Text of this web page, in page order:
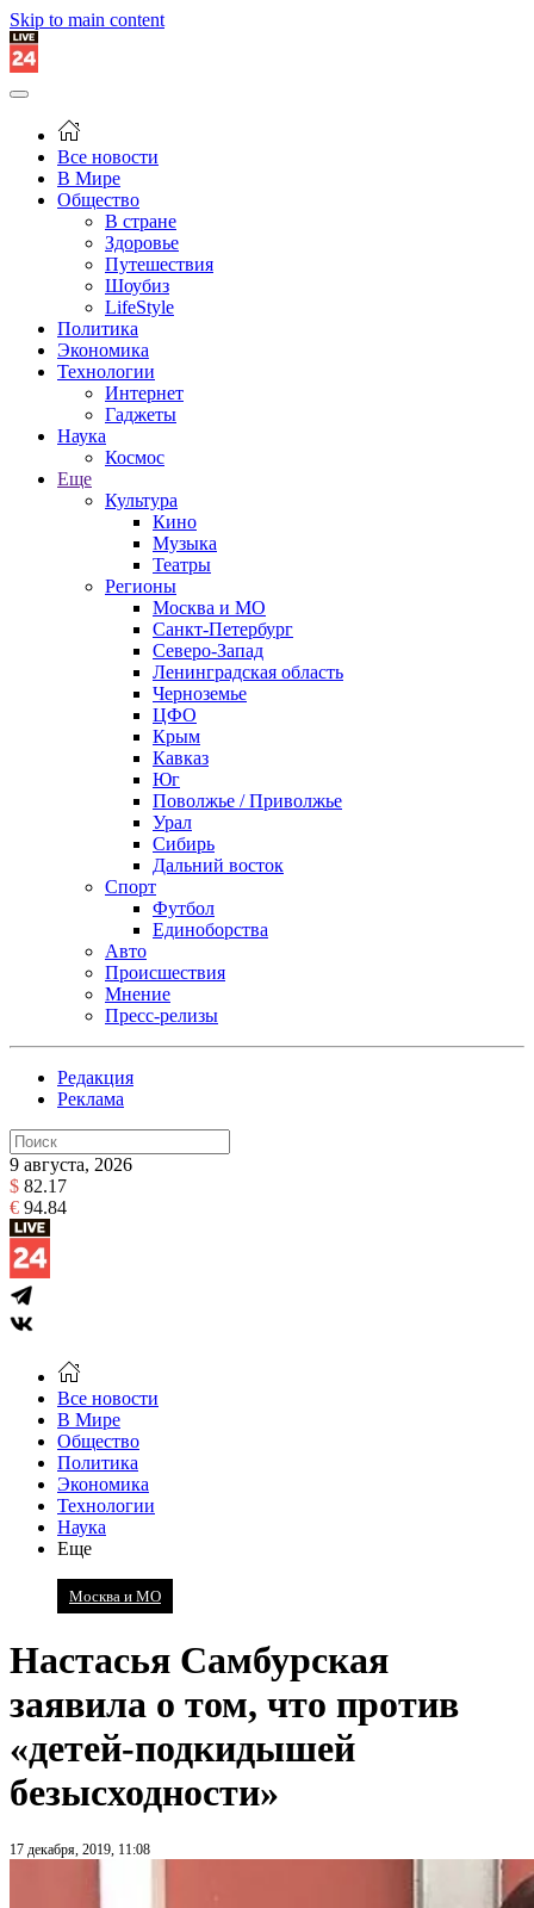
Skip to main content
Все новости
В Мире
Общество
В стране
Здоровье
Путешествия
Шоубиз
LifeStyle
Политика
Экономика
Технологии
Интернет
Гаджеты
Наука
Космос
Еще
Культура
Кино
Музыка
Театры
Регионы
Москва и МО
Санкт-Петербург
Северо-Запад
Ленинградская область
Черноземье
ЦФО
Крым
Кавказ
Юг
Поволжье / Приволжье
Урал
Сибирь
Дальний восток
Спорт
Футбол
Единоборства
Авто
Происшествия
Мнение
Пресс-релизы
Редакция
Реклама
9 августа, 2026
$ 82.17
€ 94.84
Все новости
В Мире
Общество
Политика
Экономика
Технологии
Наука
Еще
Москва и МО
Настасья Самбурская
заявила о том, что против
«детей-подкидышей
безысходности»
17 декабря, 2019, 11:08